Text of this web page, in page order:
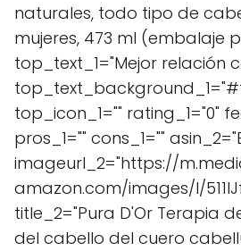
naturales, todo tipo de
mujeres, 473 ml (embalaje
top_text_1="Mejor relación
top_icon_1="" rating_1="0"
pros_1="" cons_1=""
imageurl_2="https://
amazon.com/images/I/
title_2="Pura D'Or Terapia
del cabello del cuero